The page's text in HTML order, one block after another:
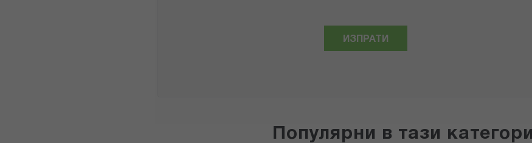
ИЗПРАТИ
Популярни в тази